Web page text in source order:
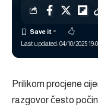
Last updated: 04/10/2025
Prilikom procjene
razgovor često